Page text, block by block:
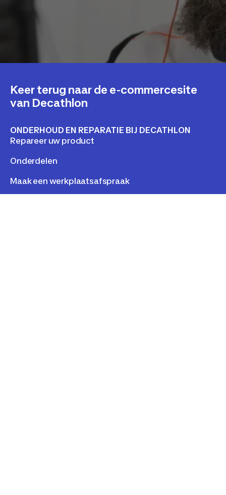
Keer terug naar de e-commercesite
van Decathlon
ONDERHOUD EN REPARATIE BIJ DECATHLON
Repareer uw product
Onderdelen
Maak een werkplaatsafspraak